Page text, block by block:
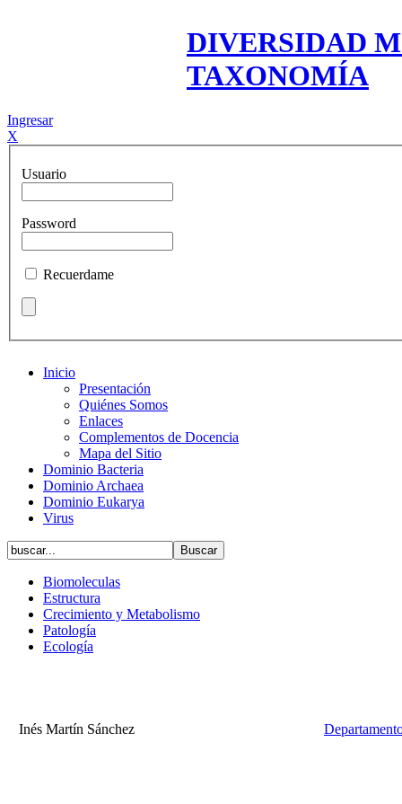
DIVERSIDAD
TAXONOMÍA
Ingresar
X
Usuario
Password
Recuerdame
Inicio
Presentación
Quiénes Somos
Enlaces
Complementos de Docencia
Mapa del Sitio
Dominio Bacteria
Dominio Archaea
Dominio Eukarya
Virus
Biomoleculas
Estructura
Crecimiento y Metabolismo
Patología
Ecología
Inés Martín Sánchez